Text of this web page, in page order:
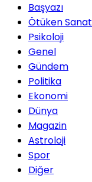
Başyazı
Ötüken Sanat
Psikoloji
Genel
Gündem
Politika
Ekonomi
Dünya
Magazin
Astroloji
Spor
Diğer